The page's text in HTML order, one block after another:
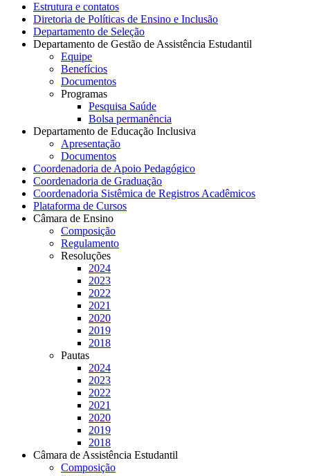
Estrutura e contatos
Diretoria de Políticas de Ensino e Inclusão
Departamento de Seleção
Departamento de Gestão de Assistência Estudantil
Equipe
Benefícios
Documentos
Programas
Pesquisa Saúde
Bolsa permanência
Departamento de Educação Inclusiva
Apresentação
Documentos
Coordenadoria de Apoio Pedagógico
Coordenadoria de Graduação
Coordenadoria Sistêmica de Registros Acadêmicos
Plataforma de Cursos
Câmara de Ensino
Composição
Regulamento
Resoluções
2024
2023
2022
2021
2020
2019
2018
Pautas
2024
2023
2022
2021
2020
2019
2018
Câmara de Assistência Estudantil
Composição